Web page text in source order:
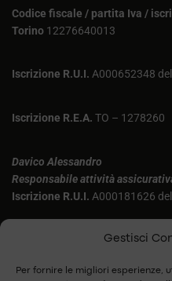
Gestisci
Per fornire le migliori esperienze,
Codice fiscale / partita Iva /
Torino 12276640013
Iscrizione R.U.I. A000652348
Iscrizione R.E.A. TO – 1278260
Davico Alessandro
Responsabile attività
Iscrizione R.U.I. A000181626